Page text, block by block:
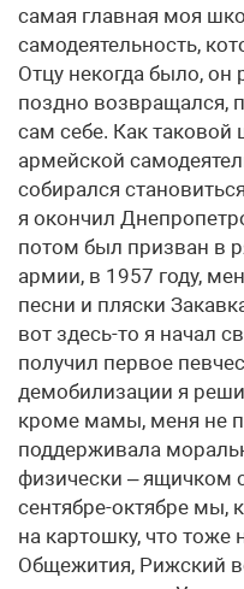
самая главная моя
самодеятельность,
Отцу некогда было, он
поздно возвращался,
сам себе. Как таковой
армейской
собирался
я окончил
потом был призван в
армии, в 1957 году,
песни и пляски
вот здесь-то я начал
получил первое
демобилизации я
кроме мамы, меня не
поддерживала
физически – ящичком
сентябре-октябре мы,
на картошку, что
Общежития, Рижский